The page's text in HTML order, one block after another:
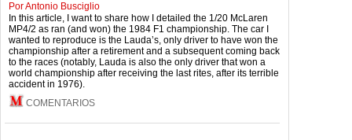
Por Antonio Busciglio
In this article, I want to share how I detailed the 1/20 McLaren
MP4/2 as ran (and won) the 1984 F1 championship. The car I
wanted to reproduce is the Lauda’s, only driver to have won the
championship after a retirement and a subsequent coming back
to the races (notably, Lauda is also the only driver that won a
world championship after receiving the last rites, after its terrible
accident in 1976).
COMENTARIOS